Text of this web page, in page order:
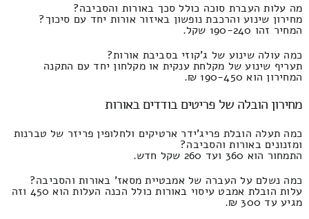
מה עלות העברת סוכה כולל סכך באורות והסביבה?
מחירון שינוע והרכבת נופשון באיזור אורות יחד עם סיכוך?
המחיר זהו 190-240 שקל.
כמה עולה שינוע של ג'קוזי בסביבת אורות?
תעריף שינוע של מקלחת ענקית או מקלחון יחד עם התקנה
המחירון הוא 190-450 ₪.
מחירון הובלה של פריטים בודדים באורות
כמה תעלה הובלת פריג'ידר ארטיקים ולחלופין פריזר של טברנות
ומזנונים באורות והסביבה?
התמחור הוא 360 ועד 260 שקל חדש.
כמה נשלם על העברה של אמבטיית מסאז' באורות והסביבה?
עלות הובלת אמבט עיסוי באורות כולל הכנה העלות הוא 450 וזה
מגיע עד 300 ₪.